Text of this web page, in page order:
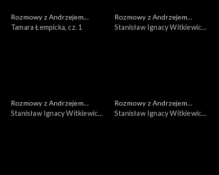
Rozmowy z Andrzejem
Doboszem
Tamara Łempicka, cz. 1
Rozmowy z Andrzejem
Doboszem
Stanisław Ignacy Witkiewicz,
Rozmowy z Andrzejem
Doboszem
Stanisław Ignacy Witkiewicz,
Rozmowy z Andrzejem
Doboszem
Stanisław Ignacy Witkiewicz,